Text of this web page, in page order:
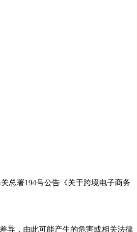
总署194号公告《关于跨境电子商务
异，由此可能产生的危害或相关法律